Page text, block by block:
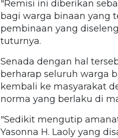
"Remisi ini diberikan
bagi warga binaan yang
pembinaan yang
tuturnya.
Senada dengan hal
berharap seluruh warga
kembali ke masyarakat
norma yang berlaku di
"Sedikit mengutip
Yasonna H. Laoly yang